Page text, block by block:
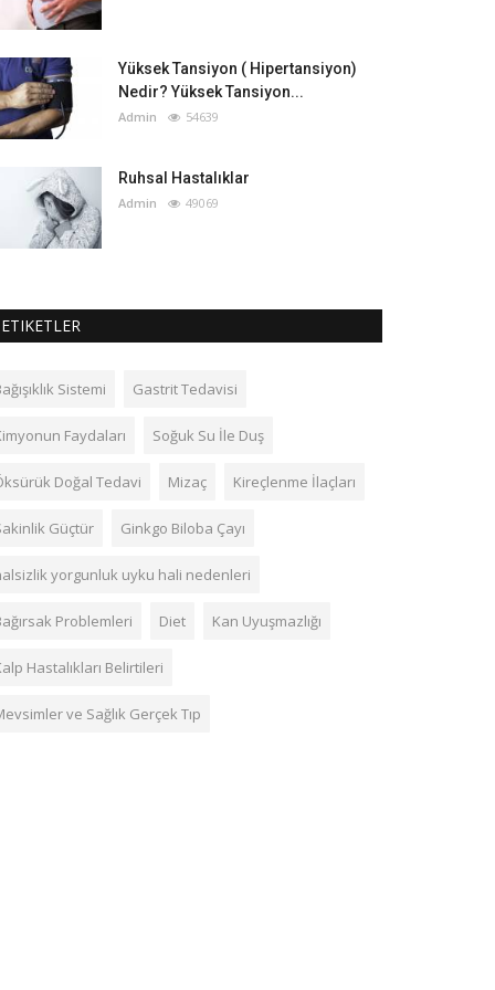
Yüksek Tansiyon ( Hipertansiyon)
Nedir? Yüksek Tansiyon...
Admin 54639
Ruhsal Hastalıklar
Admin 49069
ETIKETLER
Sistemi Gastrit Tedavisi
Faydaları Soğuk Su İle Duş
Doğal Tedavi Mizaç Kireçlenme İlaçları
Güçtür Ginkgo Biloba Çayı
yorgunluk uyku hali nedenleri
Problemleri Diet Kan Uyuşmazlığı
Hastalıkları Belirtileri
ve Sağlık Gerçek Tıp